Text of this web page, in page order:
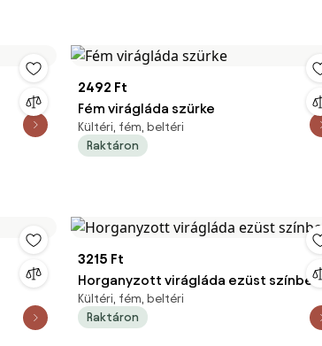
2492 Ft
Fém virágláda szürke
Kültéri, fém, beltéri
Raktáron
3215 Ft
Horganyzott virágláda ezüst színben
Kültéri, fém, beltéri
Raktáron